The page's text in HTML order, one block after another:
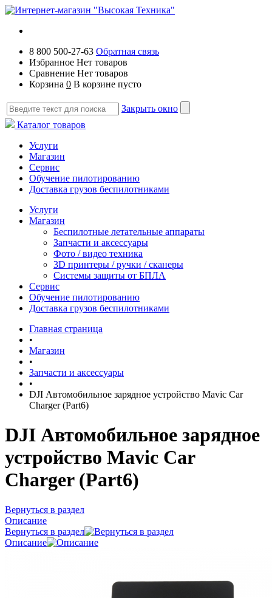
8 800 500-27-63 Обратная связь
Избранное Нет товаров
Сравнение Нет товаров
Корзина 0 В корзине пусто
Закрыть окно
Каталог товаров
Услуги
Магазин
Сервис
Обучение пилотированию
Доставка грузов беспилотниками
Услуги
Магазин
Беспилотные летательные аппараты
Запчасти и аксессуары
Фото / видео техника
3D принтеры / ручки / сканеры
Системы защиты от БПЛА
Сервис
Обучение пилотированию
Доставка грузов беспилотниками
Главная страница
•
Магазин
•
Запчасти и аксессуары
•
DJI Автомобильное зарядное устройство Mavic Car
Charger (Part6)
DJI Автомобильное зарядное
устройство Mavic Car
Charger (Part6)
Вернуться в раздел
Описание
Вернуться в раздел
Описание